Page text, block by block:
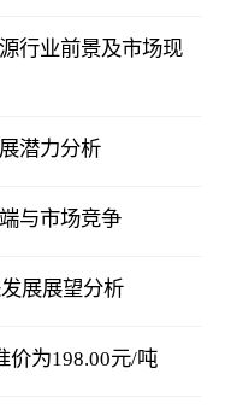
行业前景及市场现
潜力分析
与市场竞争
展展望分析
价为198.00元/吨